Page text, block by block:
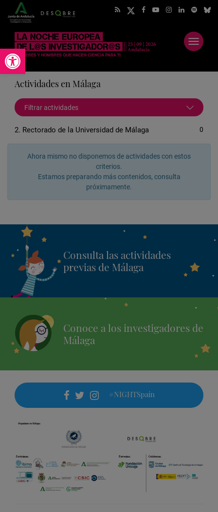
Abrir barra de herramientas
Abrir
menú
Actividades en Málaga
Filtrar actividades
2. Rectorado de la Universidad de Málaga 0
Ahora mismo no disponemos de actividades con estos
criterios.
Estamos preparando más contenidos, consulta
próximamente.
Consulta las actividades
previas de Málaga
Conoce a los investigadores de
Málaga
facebook
twitter
instagram
#NIGHTSpain